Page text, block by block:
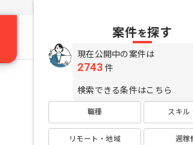
案件を探す
現在公開中の案件は
2743 件
検索できる条件はこちら
職種 スキル
リモート・地域 週稼